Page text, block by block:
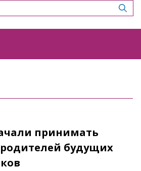
принимать
будущих